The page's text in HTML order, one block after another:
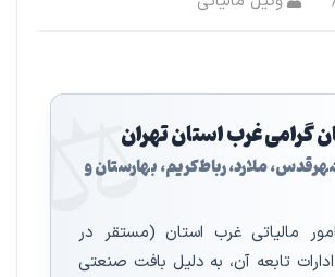
⚖️گرامی غرب استان تهران
ملارد، رباط‌کریم، بهارستان و
مالیاتی غرب استان (مستقر در
تابعه آن، به دلیل بافت صنعتی